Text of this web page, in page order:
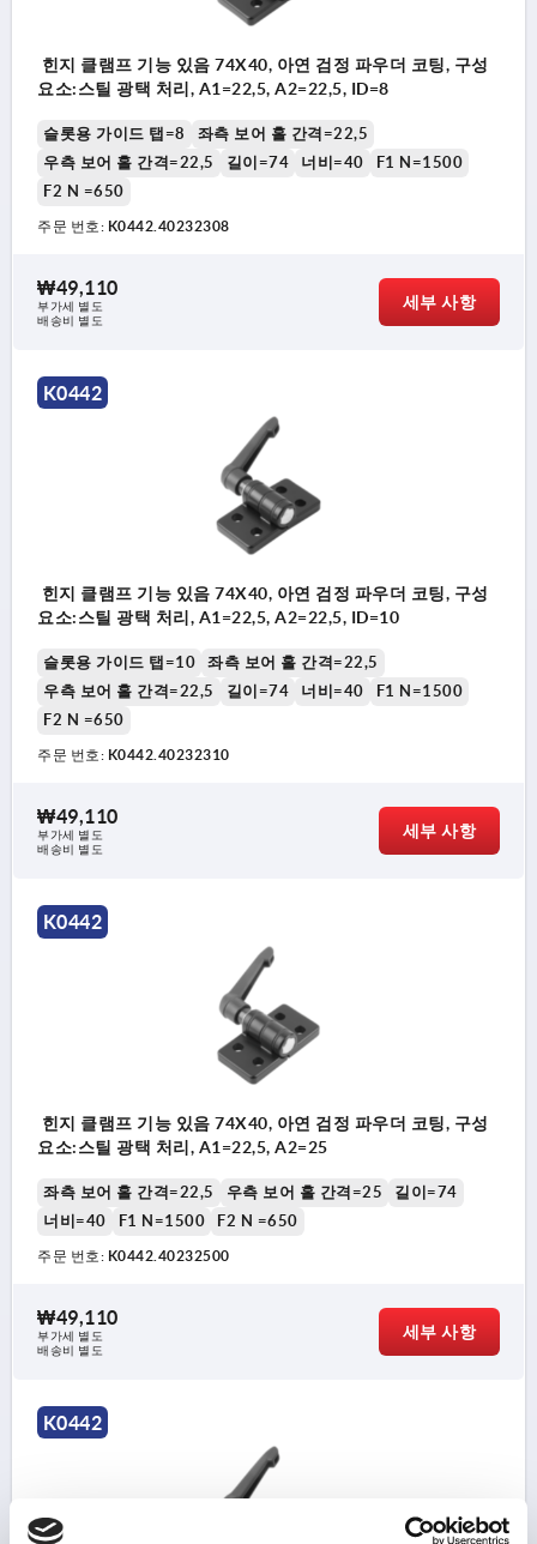
힌지 클램프 기능 있음 74X40, 아연 검정 파우더 코팅, 구성
요소:스틸 광택 처리, A1=22,5, A2=22,5, ID=8
슬롯용 가이드 탭=8
좌측 보어 홀 간격=22,5
우측 보어 홀 간격=22,5
길이=74 너비=40
F1 N=1500
F2 N =650
주문 번호: K0442.40232308
₩49,110
부가세 별도
배송비 별도
세부 사항
K0442
힌지 클램프 기능 있음 74X40, 아연 검정 파우더 코팅, 구성
요소:스틸 광택 처리, A1=22,5, A2=22,5, ID=10
슬롯용 가이드 탭=10
좌측 보어 홀 간격=22,5
우측 보어 홀 간격=22,5
길이=74 너비=40
F1 N=1500
F2 N =650
주문 번호: K0442.40232310
₩49,110
부가세 별도
배송비 별도
세부 사항
K0442
힌지 클램프 기능 있음 74X40, 아연 검정 파우더 코팅, 구성
요소:스틸 광택 처리, A1=22,5, A2=25
좌측 보어 홀 간격=22,5 우측 보어 홀 간격=25
길이=74
너비=40
F1 N=1500 F2 N =650
주문 번호: K0442.40232500
₩49,110
부가세 별도
배송비 별도
세부 사항
K0442